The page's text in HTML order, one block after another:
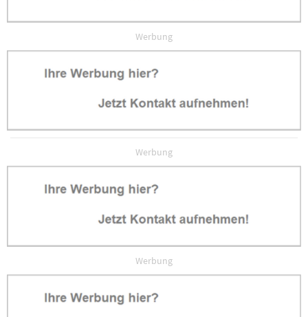
Werbung
Werbung
Werbung